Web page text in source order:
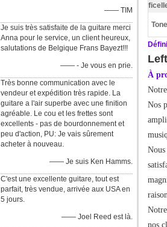
—— TIM
Je suis très satisfaite de la guitare merci
Anna pour le service, un client heureux,
salutations de Belgique Frans Bayezt!!!
—— - Je vous en prie.
Très bonne communication avec le
vendeur et expédition très rapide. La
guitare a l'air superbe avec une finition
agréable. Le cou et les frettes sont
excellents - pas de bourdonnement et
peu d'action, PU: Je vais sûrement
acheter à nouveau.
—— Je suis Ken Hamms.
C'est une excellente guitare, tout est
parfait, très vendue, arrivée aux USA en
5 jours.
—— Joel Reed est là.
À
Nos
Nous
nos